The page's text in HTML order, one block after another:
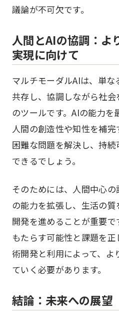
議論が不可欠です。
人間とAIの協調：よ
実現に向けて
マルチモーダルAIは、単
共存し、協調しながら社
のツールです。AIの能力を
人間の創造性や知性を補
困難な問題を解決し、持
できるでしょう。
そのためには、人間中心
の能力を拡張し、生活の
開発を進めることが重要
もたらす可能性と課題を
術開発と利用によって、よ
ていく必要があります。
結論：未来への展望